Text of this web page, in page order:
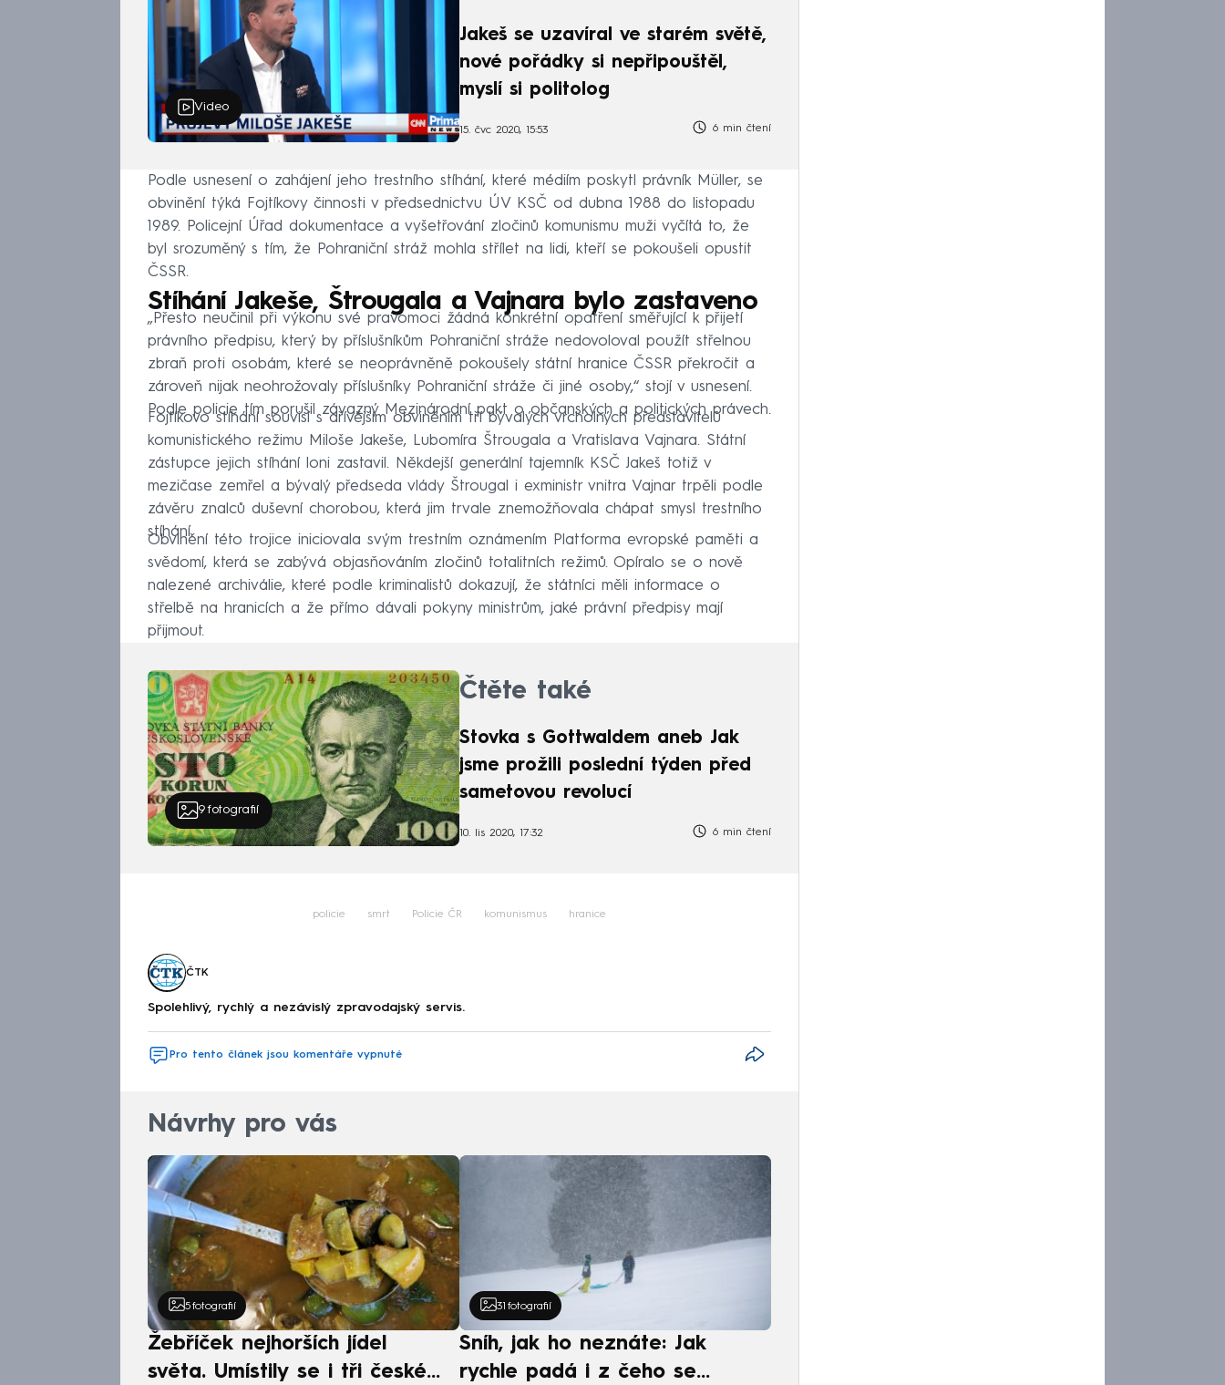
Video
Jakeš se uzavíral ve starém světě,
nové pořádky si nepřipouštěl,
myslí si politolog
15. čvc 2020, 15:53 6 min čtení
Podle usnesení o zahájení jeho trestního stíhání, které médiím poskytl právník Müller, se
obvinění týká Fojtíkovy činnosti v předsednictvu ÚV KSČ od dubna 1988 do listopadu
1989. Policejní Úřad dokumentace a vyšetřování zločinů komunismu muži vyčítá to, že
byl srozuměný s tím, že Pohraniční stráž mohla střílet na lidi, kteří se pokoušeli opustit
ČSSR.
Stíhání Jakeše, Štrougala a Vajnara bylo zastaveno
„Přesto neučinil při výkonu své pravomoci žádná konkrétní opatření směřující k přijetí
právního předpisu, který by příslušníkům Pohraniční stráže nedovoloval použít střelnou
zbraň proti osobám, které se neoprávněně pokoušely státní hranice ČSSR překročit a
zároveň nijak neohrožovaly příslušníky Pohraniční stráže či jiné osoby,“ stojí v usnesení.
Podle policie tím porušil závazný Mezinárodní pakt o občanských a politických právech.
Fojtíkovo stíhání souvisí s dřívějším obviněním tří bývalých vrcholných představitelů
komunistického režimu Miloše Jakeše, Lubomíra Štrougala a Vratislava Vajnara. Státní
zástupce jejich stíhání loni zastavil. Někdejší generální tajemník KSČ Jakeš totiž v
mezičase zemřel a bývalý předseda vlády Štrougal i exministr vnitra Vajnar trpěli podle
závěru znalců duševní chorobou, která jim trvale znemožňovala chápat smysl trestního
stíhání.
Obvinění této trojice iniciovala svým trestním oznámením Platforma evropské paměti a
svědomí, která se zabývá objasňováním zločinů totalitních režimů. Opíralo se o nově
nalezené archiválie, které podle kriminalistů dokazují, že státníci měli informace o
střelbě na hranicích a že přímo dávali pokyny ministrům, jaké právní předpisy mají
přijmout.
9fotografií
Čtěte také
Stovka s Gottwaldem aneb Jak
jsme prožili poslední týden před
sametovou revolucí
10. lis 2020, 17:32 6 min čtení
policie smrt Policie ČR komunismus hranice
ČTK
Spolehlivý, rychlý a nezávislý zpravodajský servis.
Pro tento článek jsou komentáře vypnuté
Návrhy pro vás
5 fotografií
Žebříček nejhorších jídel
světa. Umístily se i tři české
31 fotografií
Sníh, jak ho neznáte: Jak
rychle padá i z čeho se